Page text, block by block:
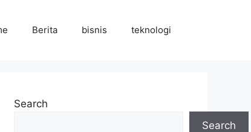
Berita bisnis teknologi
Search
Search